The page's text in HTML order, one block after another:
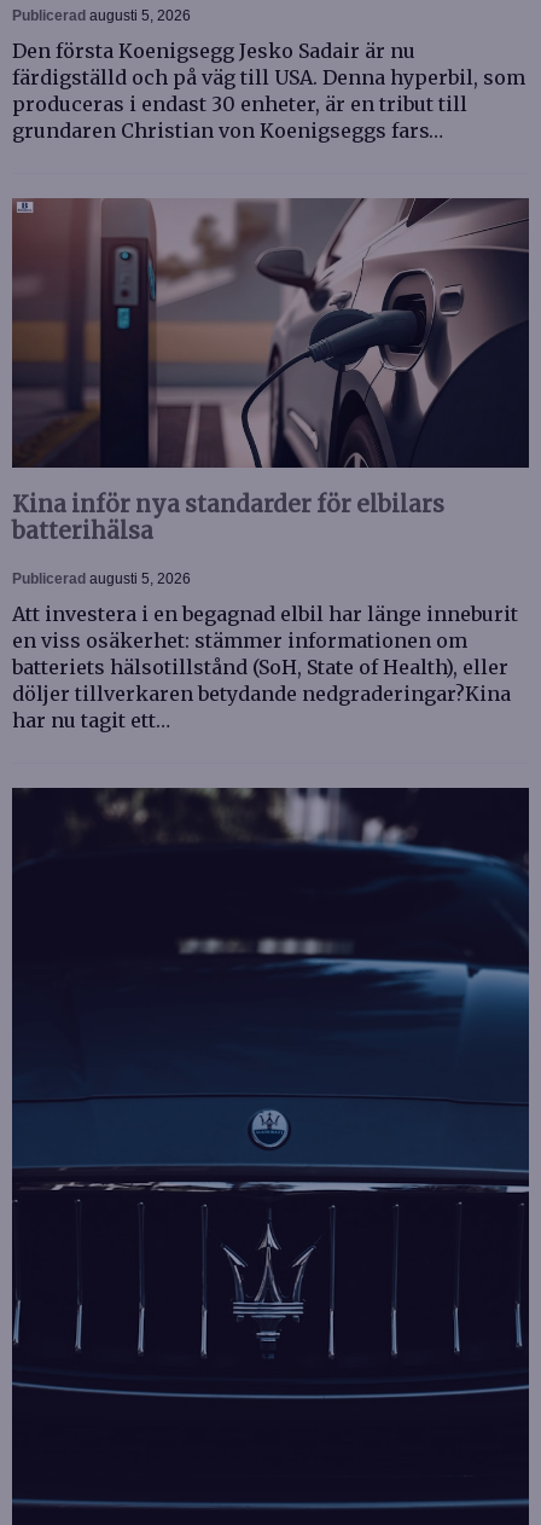
Publicerad augusti 5, 2026
Den första Koenigsegg Jesko Sadair är nu
färdigställd och på väg till USA. Denna hyperbil, som
produceras i endast 30 enheter, är en tribut till
grundaren Christian von Koenigseggs fars…
Kina inför nya standarder för elbilars
batterihälsa
Publicerad augusti 5, 2026
Att investera i en begagnad elbil har länge inneburit
en viss osäkerhet: stämmer informationen om
batteriets hälsotillstånd (SoH, State of Health), eller
döljer tillverkaren betydande nedgraderingar?Kina
har nu tagit ett…